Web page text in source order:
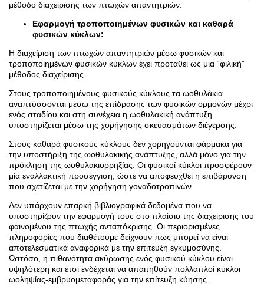
μέθοδο διαχείρισης των πτωχών απαντητριών.
Εφαρμογή τροποποιημένων φυσικών και καθαρά
φυσικών κύκλων:
Η διαχείριση των πτωχών απαντητριών μέσω φυσικών και
τροποποιημένων φυσικών κύκλων έχει προταθεί ως μία “φιλική”
μέθοδος διαχείρισης.
Στους τροποποιημένους φυσικούς κύκλους τα ωοθυλάκια
αναπτύσσονται μέσω της επίδρασης των φυσικών ορμονών μέχρι
ενός σταδίου και στη συνέχεια η ωοθυλακική ανάπτυξη
υποστηρίζεται μέσω της χορήγησης σκευασμάτων διέγερσης.
Στους καθαρά φυσικούς κύκλους δεν χορηγούνται φάρμακα για
την υποστήριξη της ωοθυλακικής ανάπτυξης, αλλά μόνο για την
πρόκληση της ωοθυλακιορρηξίας. Οι φυσικοί κύκλοι προσφέρουν
μία εναλλακτική προσέγγιση, ώστε να αποφευχθεί η επιβάρυνση
που σχετίζεται με την χορήγηση γοναδοτροπινών.
Δεν υπάρχουν επαρκή βιβλιογραφικά δεδομένα που να
υποστηρίζουν την εφαρμογή τους στο πλαίσιο της διαχείρισης του
φαινομένου της πτωχής ανταπόκρισης. Οι περιορισμένες
πληροφορίες που διαθέτουμε δείχνουν πως μπορεί να είναι
αποτελεσματικά αναφορικά με την επίτευξη εγκυμοσύνης.
Ωστόσο, η πιθανότητα ακύρωσης ενός φυσικού κύκλου είναι
υψηλότερη και έτσι ενδέχεται να απαιτηθούν πολλαπλοί κύκλοι
ωοληψίας-εμβρυομεταφοράς για την επίτευξη κύησης.